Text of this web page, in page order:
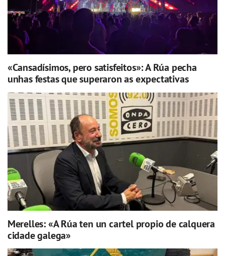
«Cansadísimos, pero satisfeitos»: A Rúa pecha
unhas festas que superaron as expectativas
Merelles: «A Rúa ten un cartel propio de calquera
cidade galega»